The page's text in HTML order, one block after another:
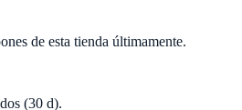
de esta tienda últimamente.
(30 d).